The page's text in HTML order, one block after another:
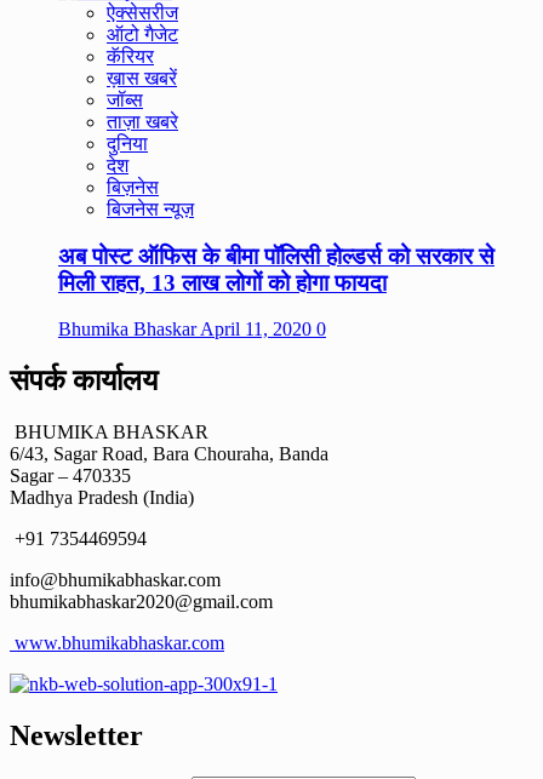
ऐक्सेसरीज
ऑटो गैजेट
कॅरियर
ख़ास खबरें
जॉब्स
ताज़ा खबरे
दुनिया
देश
बिज़नेस
बिजनेस न्यूज़
अब पोस्ट ऑफिस के बीमा पॉलिसी होल्डर्स को सरकार से
मिली राहत, 13 लाख लोगों को होगा फायदा
Bhumika BhaskarApril 11, 2020 0
संपर्क कार्यालय
BHUMIKA BHASKAR
6/43, Sagar Road, Bara Chouraha, Banda
Sagar – 470335
Madhya Pradesh (India)
+91 7354469594
info@bhumikabhaskar.com
bhumikabhaskar2020@gmail.com
www.bhumikabhaskar.com
Newsletter